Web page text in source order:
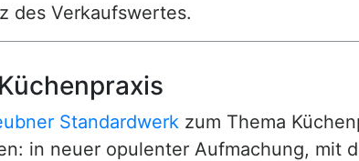
des Verkaufswertes.
Standardwerk zum Thema
in neuer opulenter Aufmachung, mit